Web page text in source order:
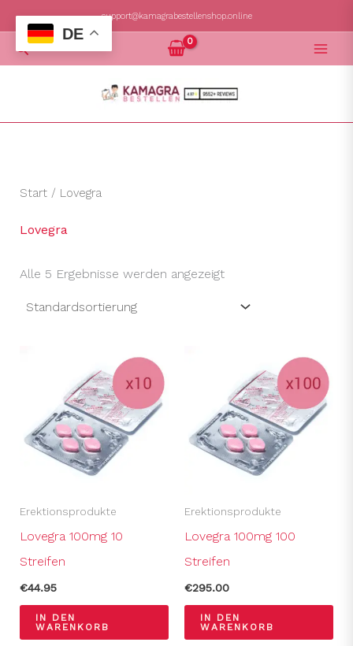
Inhalt
springen
support@kamagrabestellenshop.online
Suchen
Start/ Lovegra
Lovegra
Alle 5 Ergebnisse werden angezeigt
Erektionsprodukte
Lovegra 100mg 10
Streifen
€44.95
IN DEN
WARENKORB
Erektionsprodukte
Lovegra 100mg 100
Streifen
€295.00
IN DEN
WARENKORB
DE